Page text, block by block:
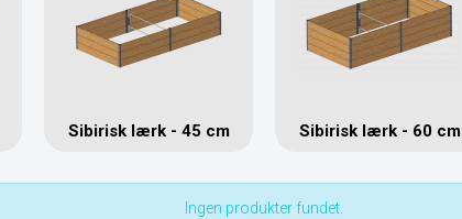
Sibirisk lærk - 45 cm Sibirisk lærk - 60 cm
Ingen produkter fundet.